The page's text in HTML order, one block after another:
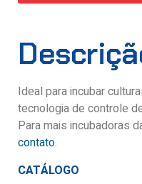
Ideal para incubar
tecnologia de controle
Para mais incubadoras
contato.
CATÁLOGO